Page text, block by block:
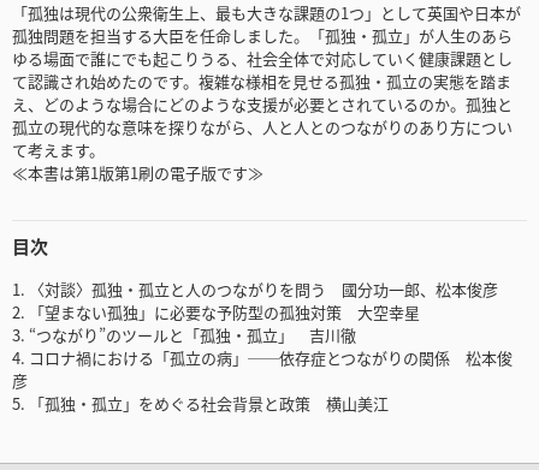
「孤独は現代の公衆衛生上、最も大きな課題の1つ」として英国や日本が
孤独問題を担当する大臣を任命しました。「孤独・孤立」が人生のあら
ゆる場面で誰にでも起こりうる、社会全体で対応していく健康課題とし
て認識され始めたのです。複雑な様相を見せる孤独・孤立の実態を踏ま
え、どのような場合にどのような支援が必要とされているのか。孤独と
孤立の現代的な意味を探りながら、人と人とのつながりのあり方につい
て考えます。
≪本書は第1版第1刷の電子版です≫
目次
1. 〈対談〉孤独・孤⽴と⼈のつながりを問う 國分功⼀郎、松本俊彦
2. 「望まない孤独」に必要な予防型の孤独対策 大空幸星
3. “つながり”のツールと「孤独・孤⽴」 吉川徹
4. コロナ禍における「孤⽴の病」──依存症とつながりの関係 松本俊
彦
5. 「孤独・孤⽴」をめぐる社会背景と政策 横山美江